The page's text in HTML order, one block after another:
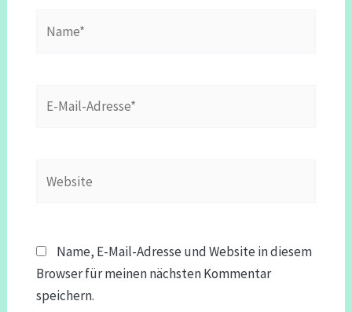
Mail-
Name, E-Mail-Adresse und Website in diesem
Browser für meinen nächsten Kommentar
speichern.